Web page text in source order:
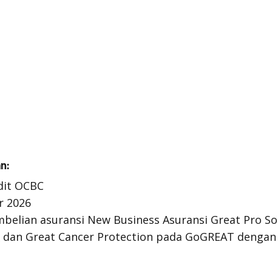
OCBC
2026
asuransi New Business Asuransi Great Pro
Great Cancer Protection pada GoGREAT